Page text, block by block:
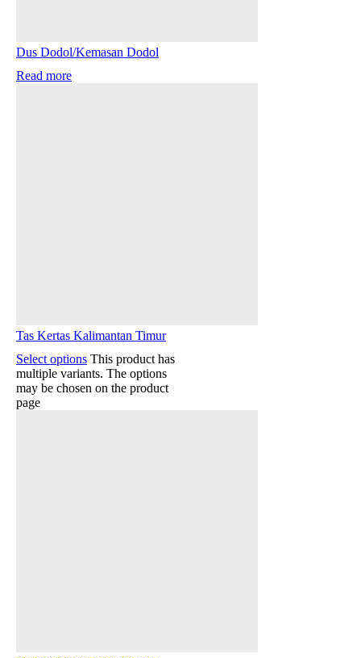
Dus Dodol/Kemasan Dodol
Read more
Tas Kertas Kalimantan Timur
Select options This product has
multiple variants. The options
may be chosen on the product
page